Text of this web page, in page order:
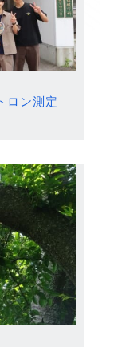
ロン測定